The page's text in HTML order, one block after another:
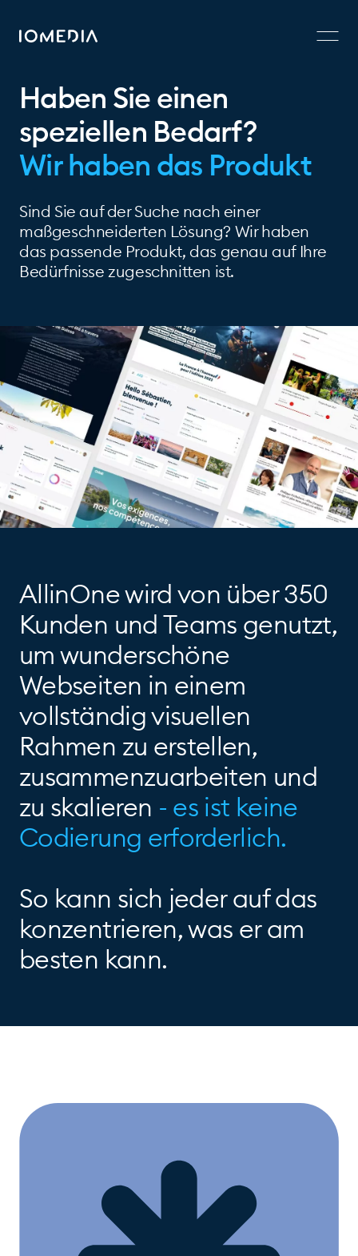
Haben Sie einen
speziellen Bedarf?
Wir haben das Produkt
Sind Sie auf der Suche nach einer
maßgeschneiderten Lösung? Wir haben
das passende Produkt, das genau auf Ihre
Bedürfnisse zugeschnitten ist.
AllinOne wird von über 350
Kunden und Teams genutzt,
um wunderschöne
Webseiten in einem
vollständig visuellen
Rahmen zu erstellen,
zusammenzuarbeiten und
zu skalieren - es ist keine
Codierung erforderlich.
So kann sich jeder auf das
konzentrieren, was er am
besten kann.